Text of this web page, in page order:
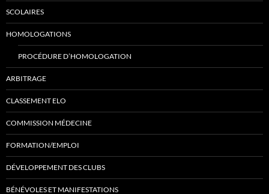
SCOLAIRES
HOMOLOGATIONS
PROCÉDURE D’HOMOLOGATION
ARBITRAGE
CLASSEMENT ELO
COMMISSION MÉDECINE
FORMATION/EMPLOI
DÉVELOPPEMENT DES CLUBS
BÉNÉVOLES ET MANIFESTATIONS